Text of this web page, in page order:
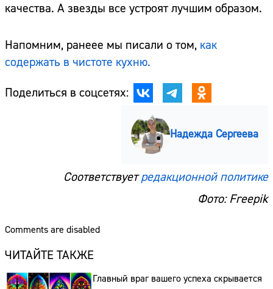
качества. А звезды все устроят лучшим образом.
Напомним, ранеее мы писали о том, как
содержать в чистоте кухню.
Поделиться в соцсетях:
Надежда Сергеева
Соответствуетредакционной политике
Фото: Freepik
Comments are disabled
ЧИТАЙТЕ ТАКЖЕ
Главный враг вашего успеха скрывается